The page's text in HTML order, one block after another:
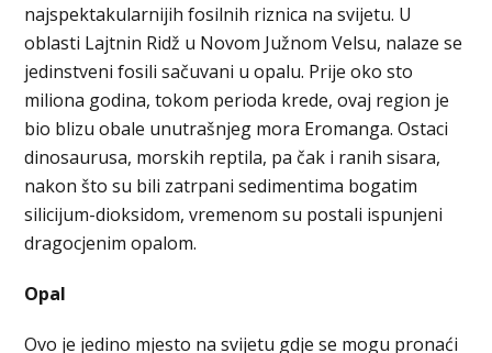
najspektakularnijih fosilnih riznica na svijetu. U
oblasti Lajtnin Ridž u Novom Južnom Velsu, nalaze se
jedinstveni fosili sačuvani u opalu. Prije oko sto
miliona godina, tokom perioda krede, ovaj region je
bio blizu obale unutrašnjeg mora Eromanga. Ostaci
dinosaurusa, morskih reptila, pa čak i ranih sisara,
nakon što su bili zatrpani sedimentima bogatim
silicijum-dioksidom, vremenom su postali ispunjeni
dragocjenim opalom.
Opal
Ovo je jedino mjesto na svijetu gdje se mogu pronaći